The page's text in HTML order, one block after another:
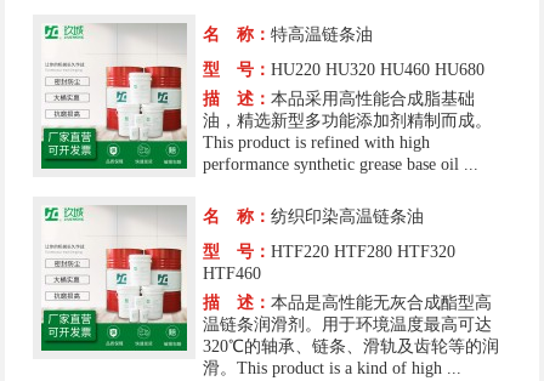
名 称：特高温链条油
型 号：HU220 HU320 HU460 HU680
描 述：本品采用高性能合成脂基础
油，精选新型多功能添加剂精制而成。
This product is refined with high
performance synthetic grease base oil ...
名 称：纺织印染高温链条油
型 号：HTF220 HTF280 HTF320
HTF460
描 述：本品是高性能无灰合成酯型高
温链条润滑剂。用于环境温度最高可达
320℃的轴承、链条、滑轨及齿轮等的润
滑。This product is a kind of high ...